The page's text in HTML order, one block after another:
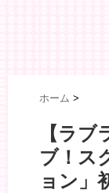
ホーム >
【ラ
ブ！ス
ョン」